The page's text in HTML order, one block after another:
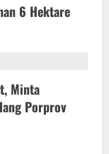
6 Hektare
Minta
Porprov